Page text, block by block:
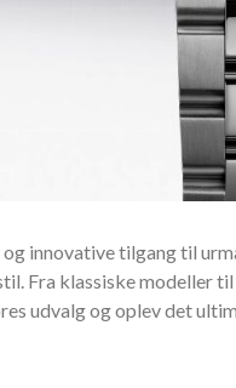
innovative tilgang til
Fra klassiske modeller
udvalg og oplev det